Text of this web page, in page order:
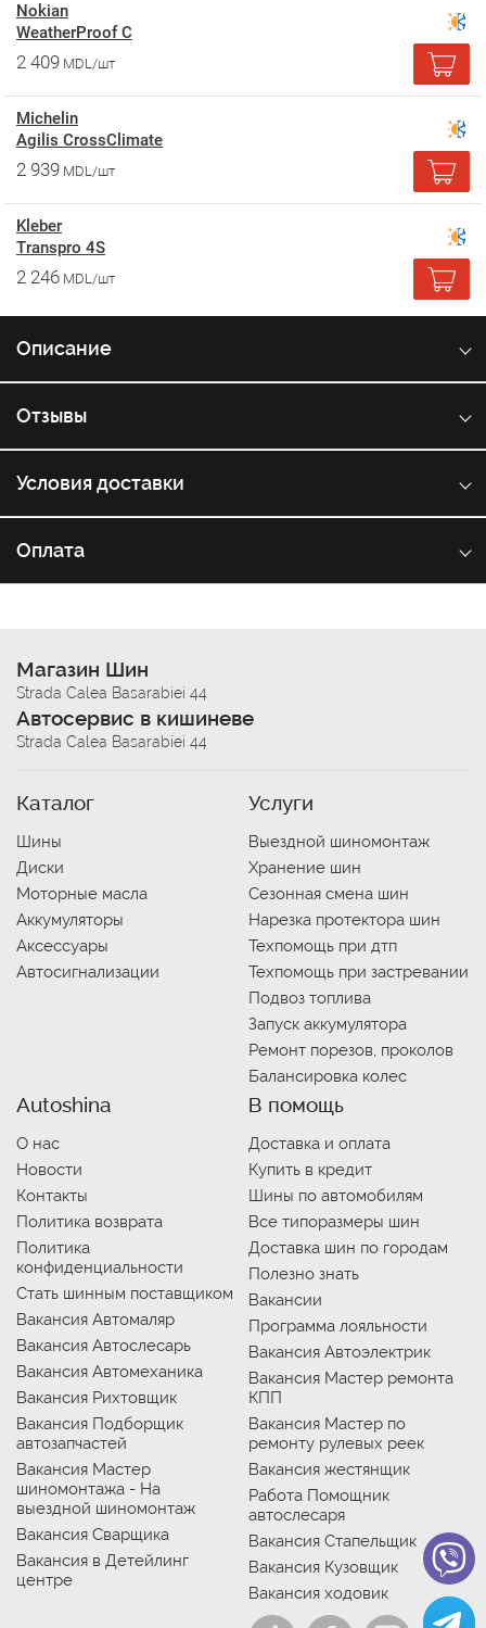
Nokian
WeatherProof C
2 409 MDL/шт
Michelin
Agilis CrossClimate
2 939 MDL/шт
Kleber
Transpro 4S
2 246 MDL/шт
Описание
Отзывы
Условия доставки
Оплата
Магазин Шин
Strada Calea Basarabiei 44
Автосервис в кишиневе
Strada Calea Basarabiei 44
Каталог
Шины
Диски
Моторные масла
Аккумуляторы
Аксессуары
Автосигнализации
Услуги
Выездной шиномонтаж
Хранение шин
Сезонная смена шин
Нарезка протектора шин
Техпомощь при дтп
Техпомощь при застревании
Подвоз топлива
Запуск аккумулятора
Ремонт порезов, проколов
Балансировка колес
Autoshina
О нас
Новости
Контакты
Политика возврата
Политика
конфиденциальности
Стать шинным поставщиком
Вакансия Автомаляр
Вакансия Автослесарь
Вакансия Автомеханика
Вакансия Рихтовщик
Вакансия Подборщик
автозапчастей
Вакансия Мастер
шиномонтажа - На
выездной шиномонтаж
Вакансия Сварщика
Вакансия в Детейлинг
центре
В помощь
Доставка и оплата
Купить в кредит
Шины по автомобилям
Все типоразмеры шин
Доставка шин по городам
Полезно знать
Вакансии
Программа лояльности
Вакансия Автоэлектрик
Вакансия Мастер ремонта
КПП
Вакансия Мастер по
ремонту рулевых реек
Вакансия жестянщик
Работа Помощник
автослесаря
Вакансия Стапельщик
Вакансия Кузовщик
Вакансия ходовик